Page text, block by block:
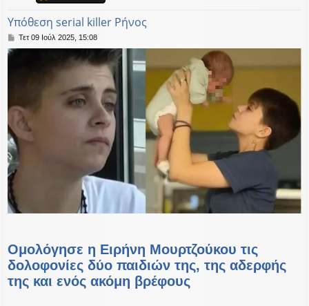
Υπόθεση serial killer Ρήνος
Δ
η
υ
σ
Τετ 09 Ιούλ 2025, 15:08
Ομολόγησε η Ειρήνη Μουρτζούκου τις
δολοφονίες δύο παιδιών της, της αδερφής
της και ενός ακόμη βρέφους